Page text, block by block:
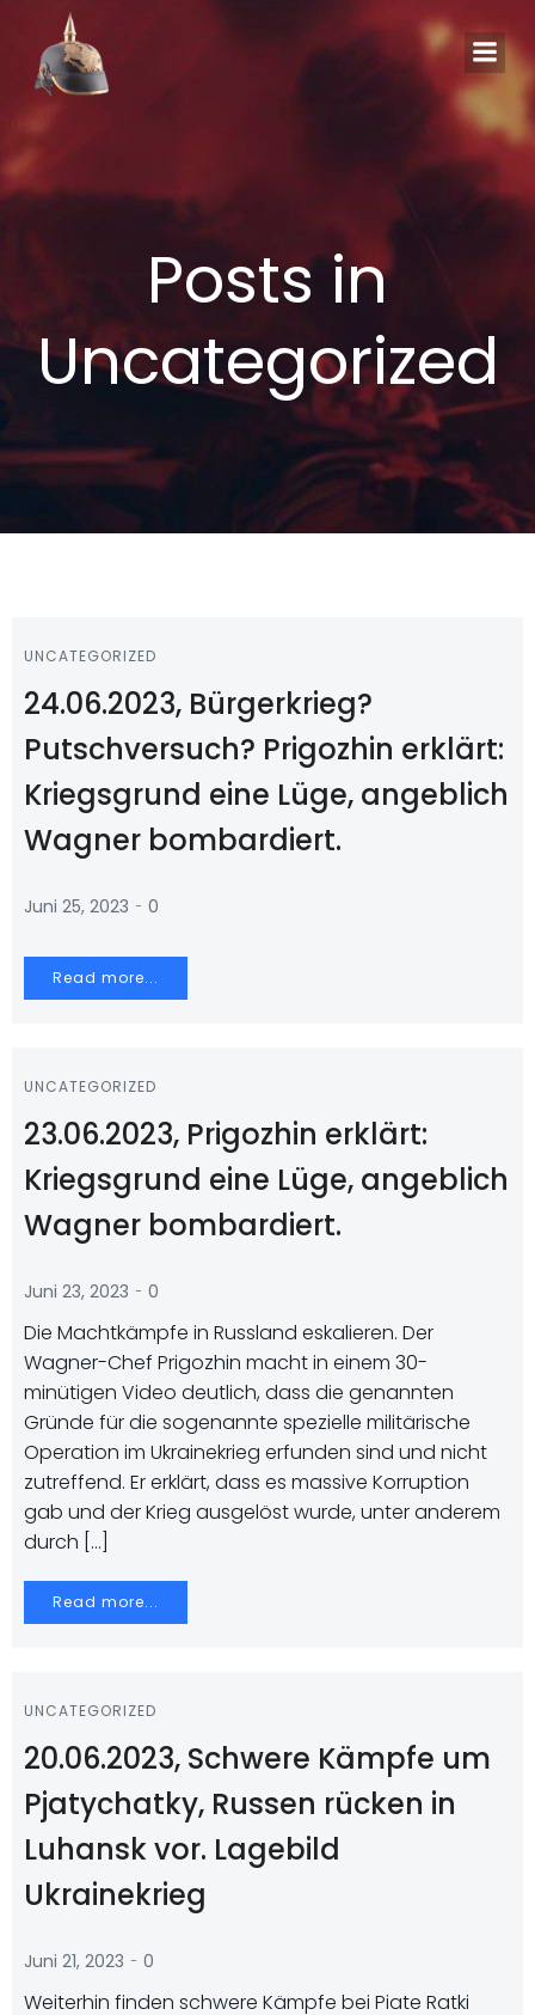
springen
Posts in
Uncategorized
UNCATEGORIZED
24.06.2023, Bürgerkrieg?
Putschversuch? Prigozhin erklärt:
Kriegsgrund eine Lüge, angeblich
Wagner bombardiert.
Juni 25, 2023 - 0
Read more...
UNCATEGORIZED
23.06.2023, Prigozhin erklärt:
Kriegsgrund eine Lüge, angeblich
Wagner bombardiert.
Juni 23, 2023 - 0
Die Machtkämpfe in Russland eskalieren. Der
Wagner-Chef Prigozhin macht in einem 30-
minütigen Video deutlich, dass die genannten
Gründe für die sogenannte spezielle militärische
Operation im Ukrainekrieg erfunden sind und nicht
zutreffend. Er erklärt, dass es massive Korruption
gab und der Krieg ausgelöst wurde, unter anderem
durch […]
Read more...
UNCATEGORIZED
20.06.2023, Schwere Kämpfe um
Pjatychatky, Russen rücken in
Luhansk vor. Lagebild
Ukrainekrieg
Juni 21, 2023 - 0
Weiterhin finden schwere Kämpfe bei Piate Ratki